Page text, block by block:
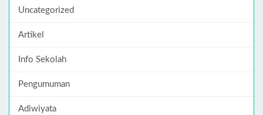
Uncategorized
Artikel
Info Sekolah
Pengumuman
Adiwiyata